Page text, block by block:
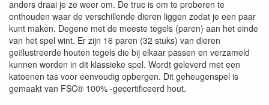
anders draai je ze weer om. De truc is om te proberen te
onthouden waar de verschillende dieren liggen zodat je een paar
kunt maken. Degene met de meeste tegels (paren) aan het einde
van het spel wint. Er zijn 16 paren (32 stuks) van dieren
geïllustreerde houten tegels die bij elkaar passen en verzameld
kunnen worden in dit klassieke spel. Wordt geleverd met een
katoenen tas voor eenvoudig opbergen. Dit geheugenspel is
gemaakt van FSC® 100% -gecertificeerd hout.